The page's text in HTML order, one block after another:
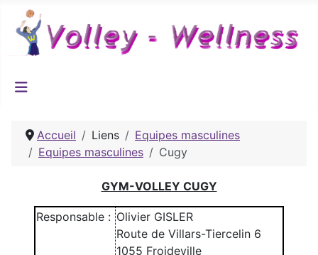
Accueil Liens
Equipes masculines
Equipes masculines
Cugy
GYM-VOLLEY CUGY
Responsable : Olivier GISLER
Route de Villars-Tiercelin 6
1055 Froideville